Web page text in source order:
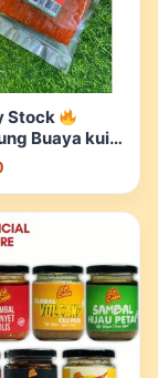
Stock
Buaya kuih
candy |